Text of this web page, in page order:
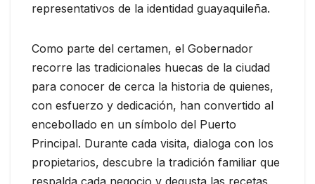
representativos de la identidad guayaquileña.
Como parte del certamen, el Gobernador
recorre las tradicionales huecas de la ciudad
para conocer de cerca la historia de quienes,
con esfuerzo y dedicación, han convertido al
encebollado en un símbolo del Puerto
Principal. Durante cada visita, dialoga con los
propietarios, descubre la tradición familiar que
respalda cada negocio y degusta las recetas